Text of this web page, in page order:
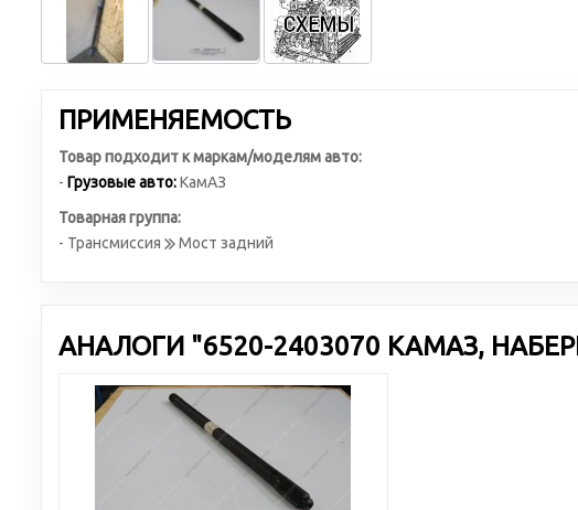
ПРИМЕНЯЕМОСТЬ
Товар подходит к маркам/моделям авто:
- Грузовые авто:КамАЗ
Товарная группа:
- Трансмиссия
Мост задний
АНАЛОГИ "6520-2403070 КАМАЗ,